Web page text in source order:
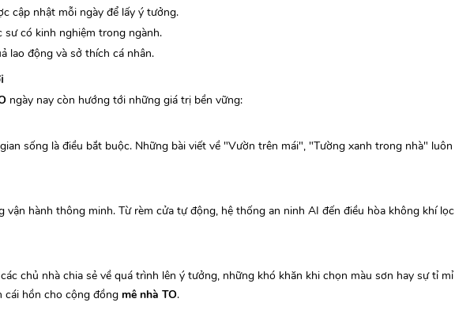
cập nhật mỗi ngày để lấy ý tưởng.
có kinh nghiệm trong ngành.
lao động và sở thích cá nhân.
ngày nay còn hướng tới những giá trị bền vững:
sống là điều bắt buộc. Những bài viết về "Vườn trên mái", "Tường xanh trong nhà" luôn
hành thông minh. Từ rèm cửa tự động, hệ thống an ninh AI đến điều hòa không khí lọc
chủ nhà chia sẻ về quá trình lên ý tưởng, những khó khăn khi chọn màu sơn hay sự tỉ mỉ
cái hồn cho cộng đồng mê nhà TO.